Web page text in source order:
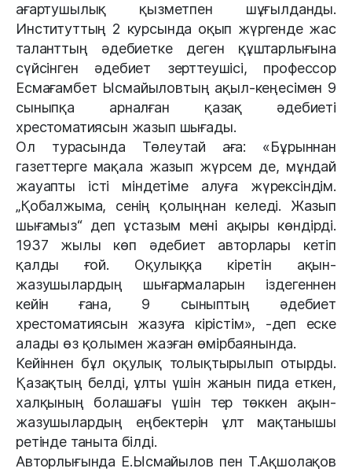
ағартушылық қызметпен шұғылданды.
Институттың 2 курсында оқып жүргенде жас
таланттың әдебиетке деген құштарлығына
сүйсінген әдебиет зерттеушісі, профессор
Есмағамбет Ысмайыловтың ақыл-кеңесімен 9
сыныпқа арналған қазақ әдебиеті
хрестоматиясын жазып шығады.
Ол турасында Төлеутай аға: «Бұрыннан
газеттерге мақала жазып жүрсем де, мұндай
жауапты істі міндетіме алуға жүрексіндім.
„Қобалжыма, сенің қолыңнан келеді. Жазып
шығамыз“ деп ұстазым мені ақыры көндірді.
1937 жылы көп әдебиет авторлары кетіп
қалды ғой. Оқулыққа кіретін ақын-
жазушылардың шығармаларын іздегеннен
кейін ғана, 9 сыныптың әдебиет
хрестоматиясын жазуға кірістім», -деп еске
алады өз қолымен жазған өмірбаянында.
Кейіннен бұл оқулық толықтырылып отырды.
Қазақтың белді, ұлты үшін жанын пида еткен,
халқының болашағы үшін тер төккен ақын-
жазушылардың еңбектерін ұлт мақтанышы
ретінде таныта білді.
Авторлығында Е.Ысмайылов пен Т.Ақшолақов